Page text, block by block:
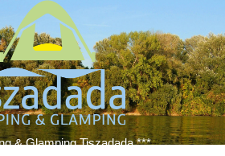
& Glamping Tiszadada ***